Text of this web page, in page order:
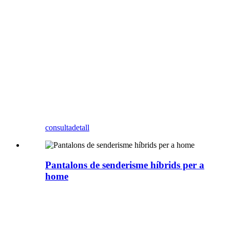
consultadetall
Pantalons de senderisme híbrids per a
home